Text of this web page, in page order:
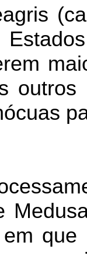
outros
que